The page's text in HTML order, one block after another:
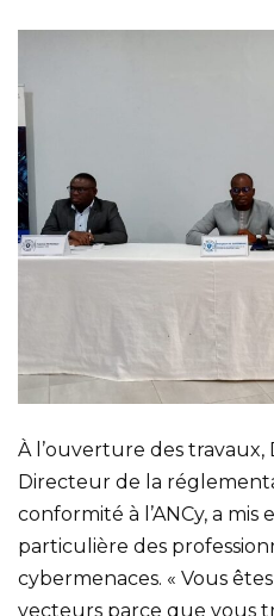
À l’ouverture des travaux,
Directeur de la
conformité à l’ANCy, a
particulière des
cybermenaces. « Vous
vecteurs parce que vous